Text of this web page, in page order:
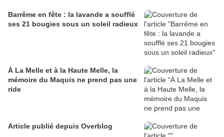
Barrême en fête : la lavande a soufflé
ses 21 bougies sous un soleil radieux
À La Melle et à la Haute Melle, la
mémoire du Maquis ne prend pas une
ride
Article publié depuis Overblog